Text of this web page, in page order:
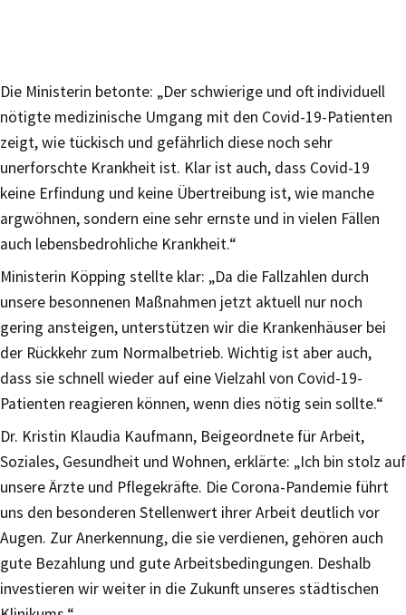
Die Ministerin betonte: „Der schwierige und oft individuell
nötigte medizinische Umgang mit den Covid-19-Patienten
zeigt, wie tückisch und gefährlich diese noch sehr
unerforschte Krankheit ist. Klar ist auch, dass Covid-19
keine Erfindung und keine Übertreibung ist, wie manche
argwöhnen, sondern eine sehr ernste und in vielen Fällen
auch lebensbedrohliche Krankheit.“
Ministerin Köpping stellte klar: „Da die Fallzahlen durch
unsere besonnenen Maßnahmen jetzt aktuell nur noch
gering ansteigen, unterstützen wir die Krankenhäuser bei
der Rückkehr zum Normalbetrieb. Wichtig ist aber auch,
dass sie schnell wieder auf eine Vielzahl von Covid-19-
Patienten reagieren können, wenn dies nötig sein sollte.“
Dr. Kristin Klaudia Kaufmann, Beigeordnete für Arbeit,
Soziales, Gesundheit und Wohnen, erklärte: „Ich bin stolz auf
unsere Ärzte und Pflegekräfte. Die Corona-Pandemie führt
uns den besonderen Stellenwert ihrer Arbeit deutlich vor
Augen. Zur Anerkennung, die sie verdienen, gehören auch
gute Bezahlung und gute Arbeitsbedingungen. Deshalb
investieren wir weiter in die Zukunft unseres städtischen